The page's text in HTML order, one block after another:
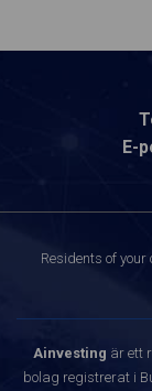
E-
Residents of
Ainvesting är ett
bolag registrerat i